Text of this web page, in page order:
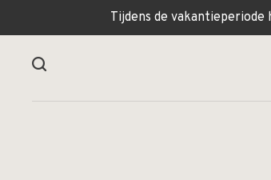
Tijdens de vakantieperiode